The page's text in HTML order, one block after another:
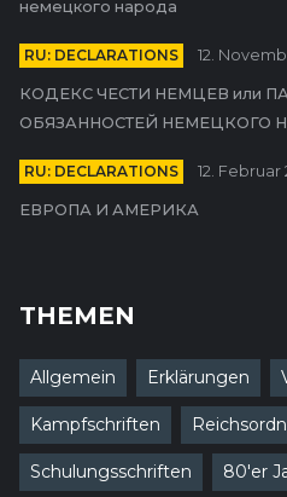
немецкого народа
RU: DECLARATIONS 12.
КОДЕКС ЧЕСТИ НЕМЦЕВ или
ОБЯЗАННОСТЕЙ НЕМЕЦКОГО
RU: DECLARATIONS 12. Februar
ЕВРОПА И АМЕРИКА
THEMEN
Allgemein Erklärungen
Kampfschriften
Schulungsschriften 80'er